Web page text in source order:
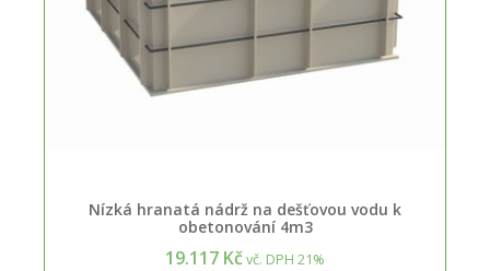
Nízká hranatá nádrž na dešťovou vodu k
obetonování 4m3
19.117 Kčvč. DPH 21%